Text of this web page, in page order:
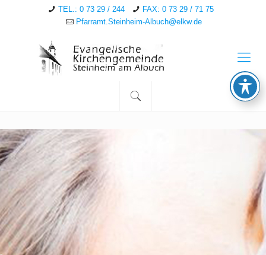
TEL.: 0 73 29 / 244
FAX: 0 73 29 / 71 75
Pfarramt.Steinheim-Albuch@elkw.de